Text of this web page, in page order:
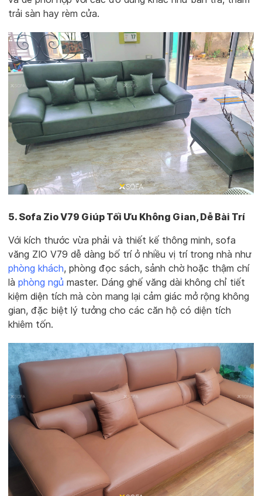
trải sàn hay rèm cửa.
5. Sofa Zio V79 Giúp Tối Ưu Không Gian, Dễ Bài Trí
Với kích thước vừa phải và thiết kế thông minh, sofa
văng ZIO V79 dễ dàng bố trí ở nhiều vị trí trong nhà như
phòng khách, phòng đọc sách, sảnh chờ hoặc thậm chí
là phòng ngủ master. Dáng ghế văng dài không chỉ tiết
kiệm diện tích mà còn mang lại cảm giác mở rộng không
gian, đặc biệt lý tưởng cho các căn hộ có diện tích
khiêm tốn.